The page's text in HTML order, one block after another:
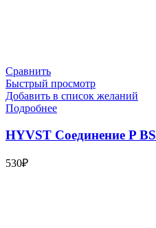
Сравнить
Быстрый просмотр
Добавить в список желаний
Подробнее
HYVST Соединение P
530₽